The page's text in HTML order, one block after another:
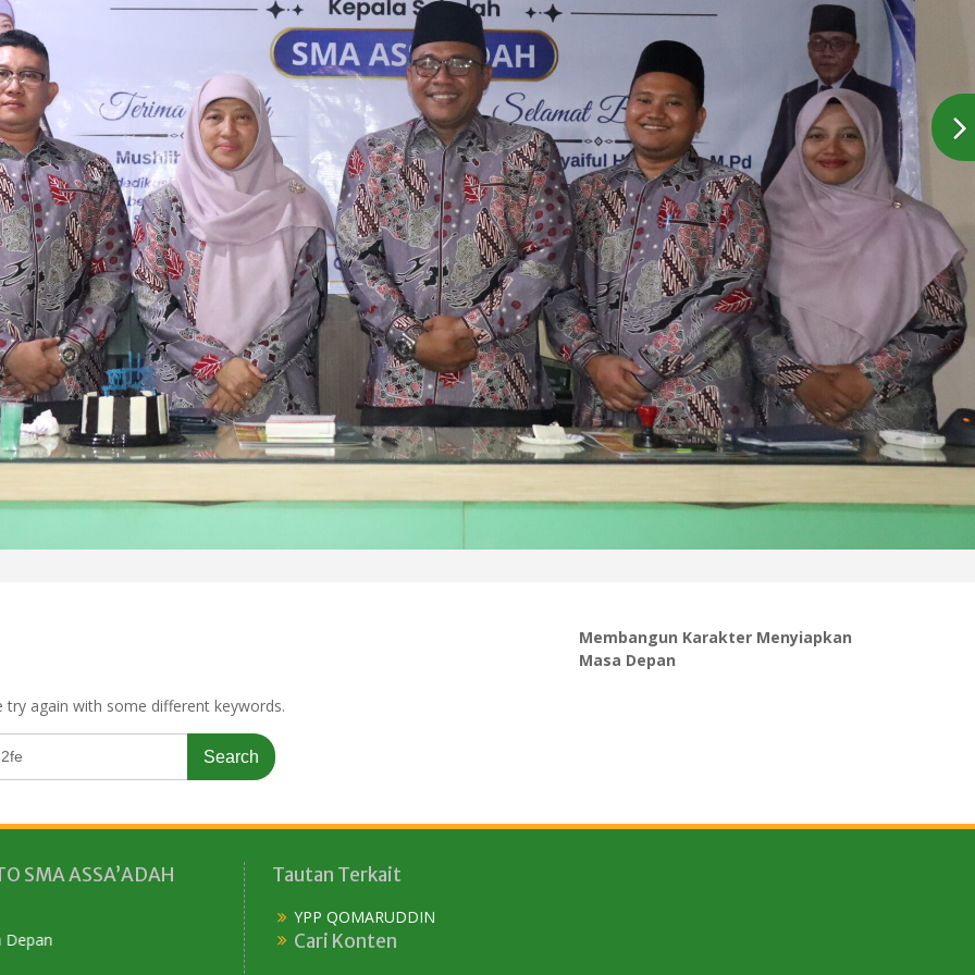
again with some different keywords.
Membangun Karakter Menyiapkan
Masa Depan
SMA ASSA’ADAH Tautan Terkait
YPP QOMARUDDIN
Cari Konten